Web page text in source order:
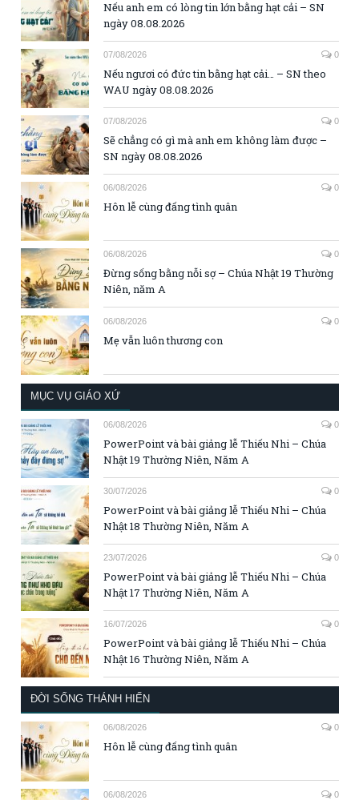
Nếu anh em có lòng tin lớn bằng hạt cải – SN
ngày 08.08.2026
07/08/2026 0
Nếu ngươi có đức tin bằng hạt cải… – SN theo
WAU ngày 08.08.2026
07/08/2026 0
Sẽ chẳng có gì mà anh em không làm được –
SN ngày 08.08.2026
06/08/2026 0
Hôn lễ cùng đấng tình quân
06/08/2026 0
Đừng sống bằng nỗi sợ – Chúa Nhật 19 Thường
Niên, năm A
06/08/2026 0
Mẹ vẫn luôn thương con
MỤC VỤ GIÁO XỨ
06/08/2026 0
PowerPoint và bài giảng lễ Thiếu Nhi – Chúa
Nhật 19 Thường Niên, Năm A
30/07/2026 0
PowerPoint và bài giảng lễ Thiếu Nhi – Chúa
Nhật 18 Thường Niên, Năm A
23/07/2026 0
PowerPoint và bài giảng lễ Thiếu Nhi – Chúa
Nhật 17 Thường Niên, Năm A
16/07/2026 0
PowerPoint và bài giảng lễ Thiếu Nhi – Chúa
Nhật 16 Thường Niên, Năm A
ĐỜI SỐNG THÁNH HIẾN
06/08/2026 0
Hôn lễ cùng đấng tình quân
06/08/2026 0